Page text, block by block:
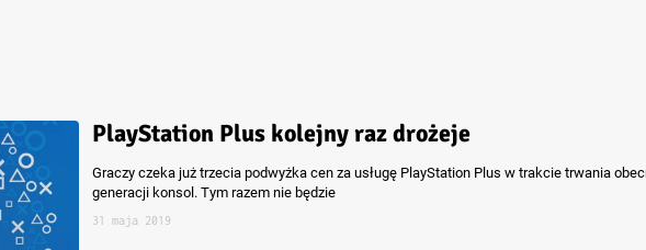
PlayStation Plus kolejny raz drożeje
Graczy czeka już trzecia podwyżka cen za usługę PlayStation Plus w trakcie trwania
generacji konsol. Tym razem nie będzie
31 maja 2019